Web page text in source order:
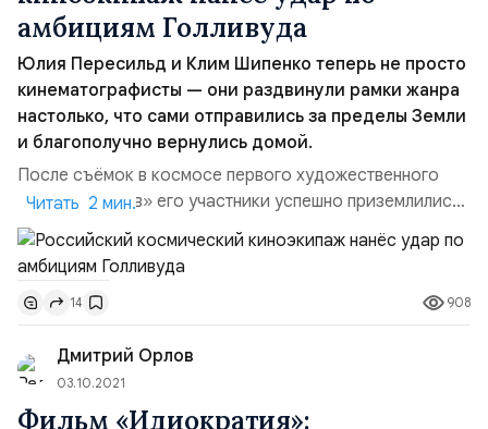
амбициям Голливуда
Юлия Пересильд и Клим Шипенко теперь не просто
кинематографисты — они раздвинули рамки жанра
настолько, что сами отправились за пределы Земли
и благополучно вернулись домой.
После съёмок в космосе первого художественного
фильма «Вызов» его участники успешно приземлились
на Землю. Корабль «Союз МС-18» с режиссёром
Климом Шипенко и актрисой Юлией Пересильд под
командованием космонавта Олега Новицкого успешно
приземлился в казахстанской степи 17 октября. ПО
ТЕМЕ — Мировые СМИ о запуске Россией первого
киноэкипажа в космос и пр...
Читать 2 мин.
14 908
Дмитрий Орлов
03.10.2021
Фильм «Идиократия»: